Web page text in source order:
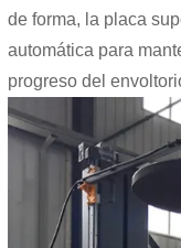
de forma, la placa
automática para
progreso del